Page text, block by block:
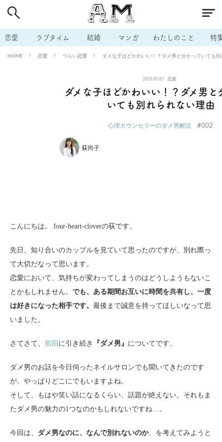
恋愛 ラブタイム 結婚 マンガ わたしのこと 特
HOME 恋愛 つらい恋愛 ダメな子ほどかわいい！？ダメ男と分かっていても
2025.05.07 恋愛
ダメな子ほどかわいい！？ダメ男と
いても別れられない理由
心理カウンセラーのダメ男解説 #002
荻尚子
こんにちは。 four-heart-cloverの荻です。
先日、知り合いのカップルを見ていて思ったのですが、別れ際っ
て大切だなって思います。
恋愛において、気持ちが変わってしまうのはどうしようもないこ
とかもしれません。 でも、ある期間お互いに時間を共有し、一度
は好きになった相手です。 最後まで誠意を持ってほしいなって思
いました。
さてさて、 前回 に引き続き 『ダメ男』 についてです。
ダメ男のお話を今日伺ったネイルサロンでも聞いてきたのです
が、やっぱりどこにでもいますよね。
そして、もはや笑い話になるくらい、話題が絶えない。それもま
たダメ男の魅力の1つなのかもしれないですね…。
今回は、 ダメ男なのに、なんで別れないのか、を考えてみようと
# 男の本音 # セフレ # 不倫
# 出会う方法 # マッチングアプリ # ラブグッズ # 体の相